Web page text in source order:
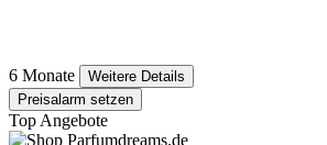
6 Monate
Weitere Details
Preisalarm setzen
Top Angebote